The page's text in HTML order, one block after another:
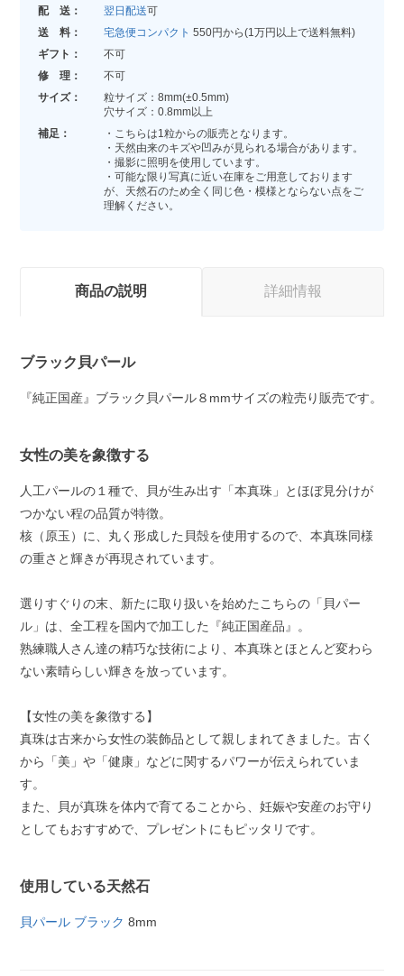
配 送： 翌日配送可
送 料：
宅急便コンパクト 550円から(1万円以上で送料無料)
ギフト：
不可
修 理：
不可
サイズ：
粒サイズ：8mm(±0.5mm)
穴サイズ：0.8mm以上
補足：
・こちらは1粒からの販売となります。
・天然由来のキズや凹みが見られる場合があります。
・撮影に照明を使用しています。
・可能な限り写真に近い在庫をご用意しております
が、天然石のため全く同じ色・模様とならない点をご
理解ください。
商品の説明 詳細情報
ブラック貝パール
『純正国産』ブラック貝パール８mmサイズの粒売り販売です。
女性の美を象徴する
人工パールの１種で、貝が生み出す「本真珠」とほぼ見分けが
つかない程の品質が特徴。
核（原玉）に、丸く形成した貝殻を使用するので、本真珠同様
の重さと輝きが再現されています。
選りすぐりの末、新たに取り扱いを始めたこちらの「貝パー
ル」は、全工程を国内で加工した『純正国産品』。
熟練職人さん達の精巧な技術により、本真珠とほとんど変わら
ない素晴らしい輝きを放っています。
【女性の美を象徴する】
真珠は古来から女性の装飾品として親しまれてきました。古く
から「美」や「健康」などに関するパワーが伝えられていま
す。
また、貝が真珠を体内で育てることから、妊娠や安産のお守り
としてもおすすめで、プレゼントにもピッタリです。
使用している天然石
貝パール ブラック 8mm